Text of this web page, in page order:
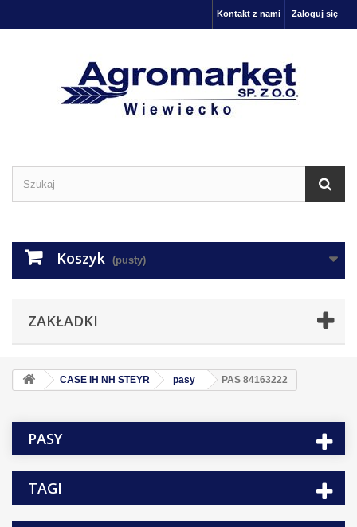
Zaloguj się
Kontakt z nami
Koszyk (pusty)
ZAKŁADKI
CASE IH NH STEYR pasy PAS 84163222
PASY
TAGI